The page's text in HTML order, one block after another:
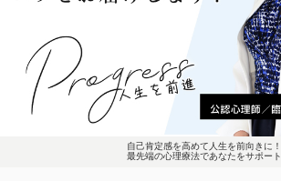
自己肯定感を高めて人生を前向きに！
最先端の心理療法であなたをサポート